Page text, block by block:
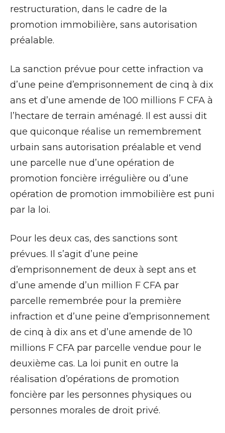
restructuration, dans le cadre de la
promotion immobilière, sans autorisation
préalable.
La sanction prévue pour cette infraction va
d’une peine d’emprisonnement de cinq à dix
ans et d’une amende de 100 millions F CFA à
l’hectare de terrain aménagé. Il est aussi dit
que quiconque réalise un remembrement
urbain sans autorisation préalable et vend
une parcelle nue d’une opération de
promotion foncière irrégulière ou d’une
opération de promotion immobilière est puni
par la loi.
Pour les deux cas, des sanctions sont
prévues. Il s’agit d’une peine
d’emprisonnement de deux à sept ans et
d’une amende d’un million F CFA par
parcelle remembrée pour la première
infraction et d’une peine d’emprisonnement
de cinq à dix ans et d’une amende de 10
millions F CFA par parcelle vendue pour le
deuxième cas. La loi punit en outre la
réalisation d’opérations de promotion
foncière par les personnes physiques ou
personnes morales de droit privé.